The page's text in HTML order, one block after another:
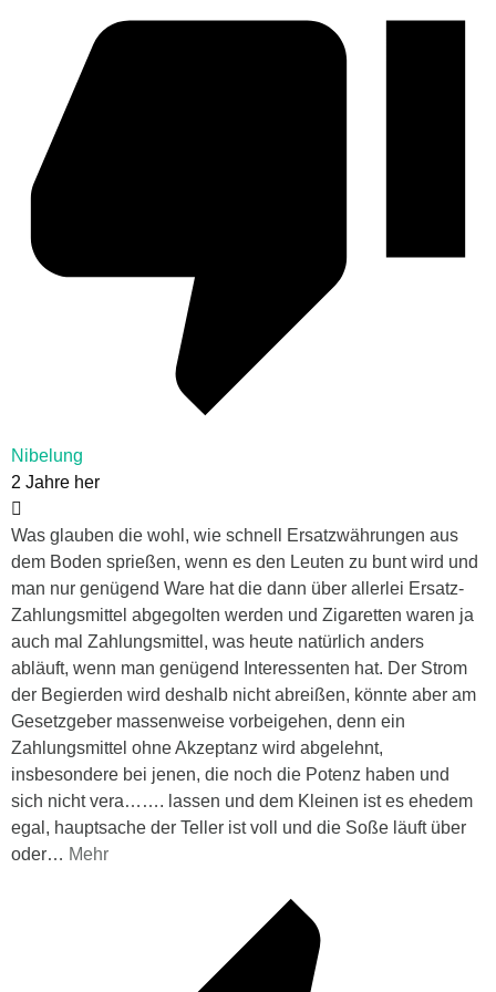
Nibelung
2 Jahre her
Was glauben die wohl, wie schnell Ersatzwährungen aus
dem Boden sprießen, wenn es den Leuten zu bunt wird und
man nur genügend Ware hat die dann über allerlei Ersatz-
Zahlungsmittel abgegolten werden und Zigaretten waren ja
auch mal Zahlungsmittel, was heute natürlich anders
abläuft, wenn man genügend Interessenten hat. Der Strom
der Begierden wird deshalb nicht abreißen, könnte aber am
Gesetzgeber massenweise vorbeigehen, denn ein
Zahlungsmittel ohne Akzeptanz wird abgelehnt,
insbesondere bei jenen, die noch die Potenz haben und
sich nicht vera……. lassen und dem Kleinen ist es ehedem
egal, hauptsache der Teller ist voll und die Soße läuft über
oder… Mehr